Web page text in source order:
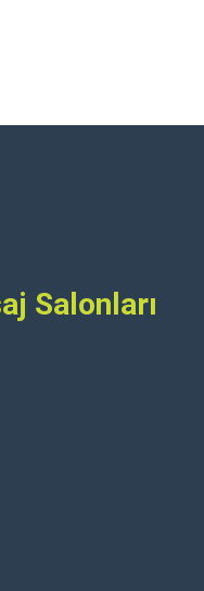
Salonları